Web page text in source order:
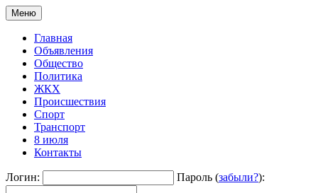
Меню
Главная
Объявления
Общество
Политика
ЖКХ
Происшествия
Спорт
Транспорт
8 июля
Контакты
Логин: Пароль (забыли?):